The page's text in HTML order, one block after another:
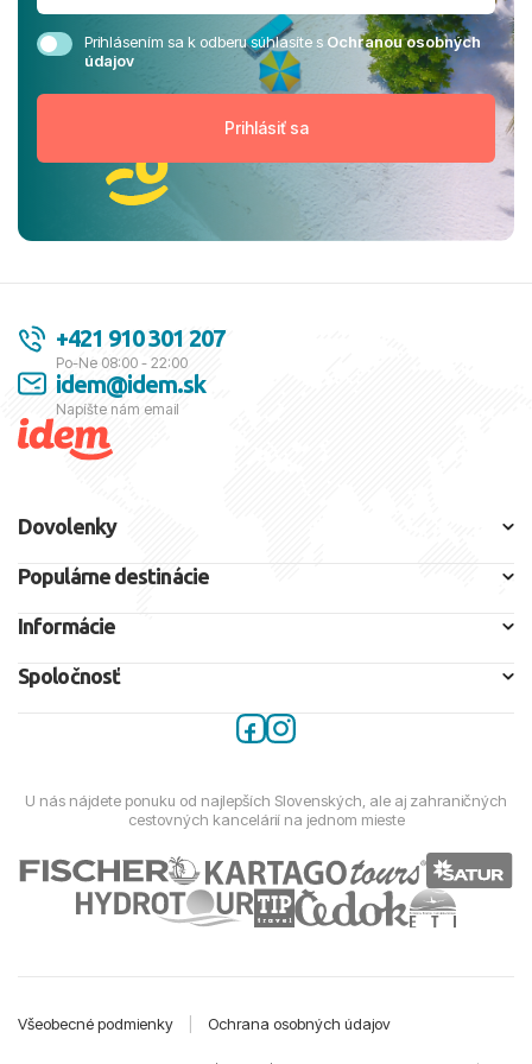
Prihlásením sa k odberu súhlasíte sOchranou osobných
údajov
+421 910 301 207
Po-Ne 08:00 - 22:00
idem@idem.sk
Napíšte nám email
Dovolenky
Populárne destinácie
Informácie
Spoločnosť
U nás nájdete ponuku od najlepších Slovenských, ale aj zahraničných
cestovných kancelárií na jednom mieste
Všeobecné podmienky Ochrana osobných údajov